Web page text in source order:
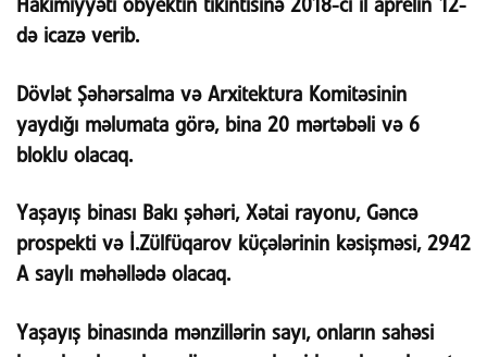
Hakimiyyəti obyektin tikintisinə 2018-ci il aprelin 12-
də icazə verib.
Dövlət Şəhərsalma və Arxitektura Komitəsinin
yaydığı məlumata görə, bina 20 mərtəbəli və 6
bloklu olacaq.
Yaşayış binası Bakı şəhəri, Xətai rayonu, Gəncə
prospekti və İ.Zülfüqarov küçələrinin kəsişməsi, 2942
A saylı məhəllədə olacaq.
Yaşayış binasında mənzillərin sayı, onların sahəsi